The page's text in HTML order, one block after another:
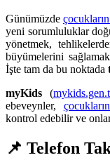
Günümüzde
yeni sorumluluklar
yönetmek,
büyümelerini
İşte tam da bu noktada
myKids (
ebeveynler,
kontrol edebilir ve
📌 Telefon